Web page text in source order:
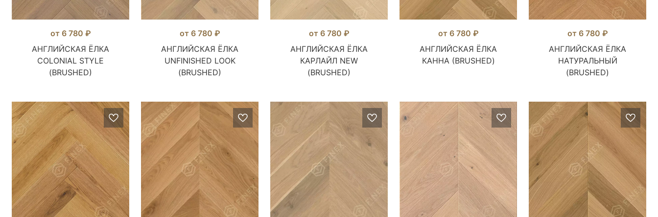
от 6 780 ₽
АНГЛИЙСКАЯ ЁЛКА
COLONIAL STYLE
(BRUSHED)
от 6 780 ₽
АНГЛИЙСКАЯ ЁЛКА
UNFINISHED LOOK
(BRUSHED)
от 6 780 ₽
АНГЛИЙСКАЯ ЁЛКА
КАРЛАЙЛ NEW
(BRUSHED)
от 6 780 ₽
АНГЛИЙСКАЯ ЁЛКА
КАННА (BRUSHED)
от 6 780 ₽
АНГЛИЙСКАЯ ЁЛКА
НАТУРАЛЬНЫЙ
(BRUSHED)